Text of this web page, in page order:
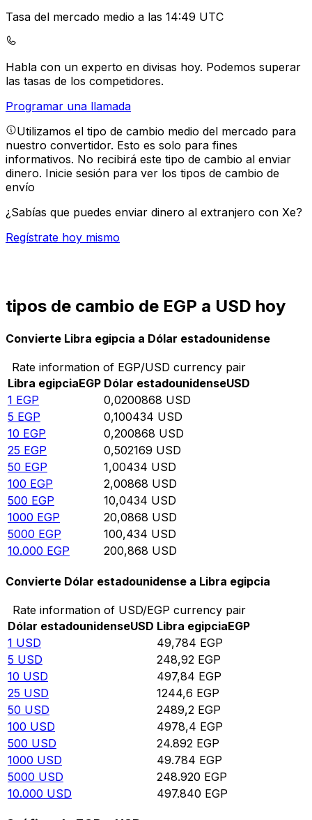
Tasa del mercado medio a las 14:49 UTC
Habla con un experto en divisas hoy. Podemos superar
las tasas de los competidores.
Programar una llamada
Utilizamos el tipo de cambio medio del mercado para
nuestro convertidor. Esto es solo para fines
informativos. No recibirá este tipo de cambio al enviar
dinero. Inicie sesión para ver los tipos de cambio de
envío
¿Sabías que puedes enviar dinero al extranjero con Xe?
Regístrate hoy mismo
tipos de cambio de EGP a USD hoy
Convierte Libra egipcia a Dólar estadounidense
Rate information of EGP/USD currency pair
Libra egipciaEGP Dólar estadounidenseUSD
1 EGP 0,0200868 USD
5 EGP 0,100434 USD
10 EGP 0,200868 USD
25 EGP 0,502169 USD
50 EGP 1,00434 USD
100 EGP 2,00868 USD
500 EGP 10,0434 USD
1000 EGP 20,0868 USD
5000 EGP 100,434 USD
10.000 EGP 200,868 USD
Convierte Dólar estadounidense a Libra egipcia
Rate information of USD/EGP currency pair
Dólar estadounidenseUSD Libra egipciaEGP
1 USD 49,784 EGP
5 USD 248,92 EGP
10 USD 497,84 EGP
25 USD 1244,6 EGP
50 USD 2489,2 EGP
100 USD 4978,4 EGP
500 USD 24.892 EGP
1000 USD 49.784 EGP
5000 USD 248.920 EGP
10.000 USD 497.840 EGP